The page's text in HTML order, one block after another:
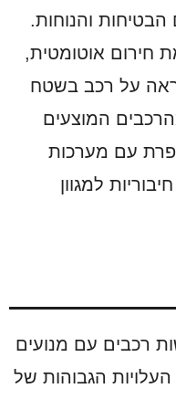
והנוחות.
חירום אוטומטית,
על רכב בשטח
המוצעים
עם מערכות
למגוון
רכבים עם מנועים
הגבוהות של